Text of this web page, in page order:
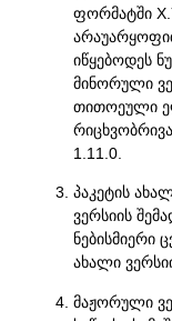
ფორმატში
იწყებოდეს
მინორული
თითოეული
1.11.0.
პაკეტის
ვერსიის
ნებისმიერი
ახალი
მაჟორული